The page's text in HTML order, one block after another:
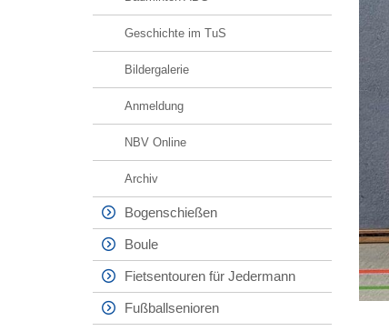
Geschichte im TuS
Bildergalerie
Anmeldung
NBV Online
Archiv
Bogenschießen
Boule
Fietsentouren für Jedermann
Fußballsenioren